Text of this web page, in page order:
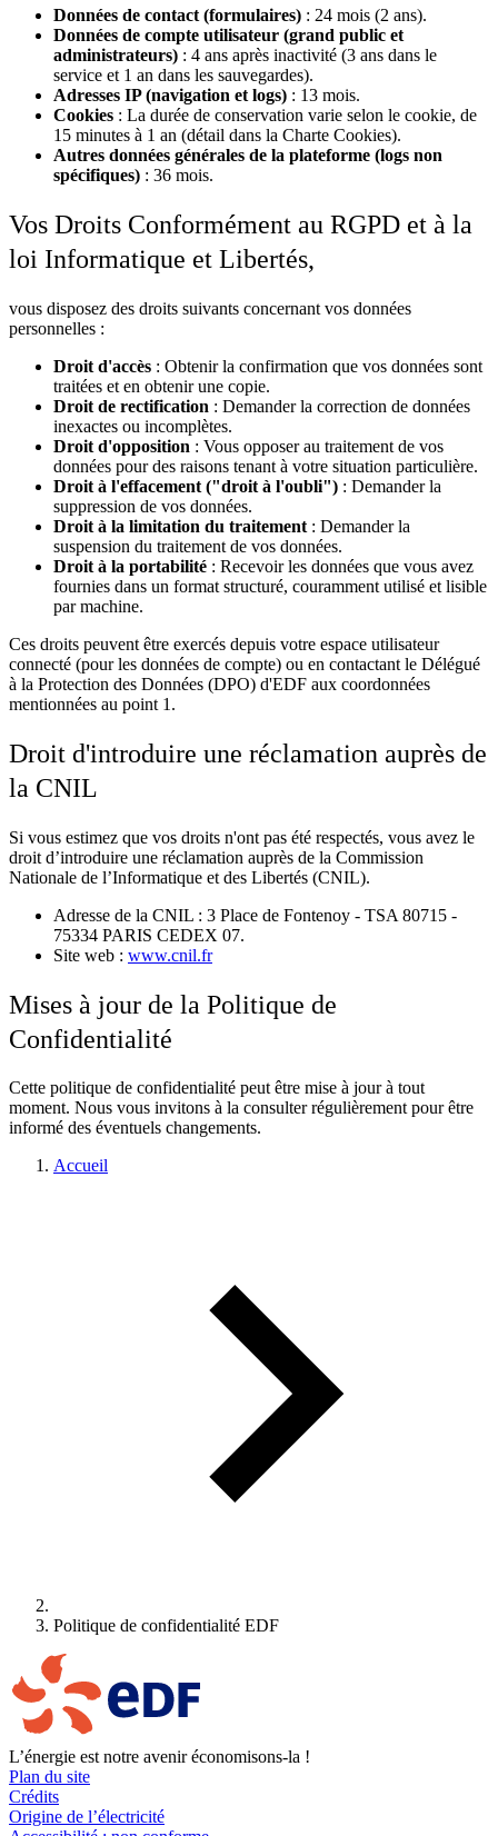
Données de contact (formulaires) : 24 mois (2 ans).
Données de compte utilisateur (grand public et
administrateurs) : 4 ans après inactivité (3 ans dans le
service et 1 an dans les sauvegardes).
Adresses IP (navigation et logs) : 13 mois.
Cookies : La durée de conservation varie selon le cookie, de
15 minutes à 1 an (détail dans la Charte Cookies).
Autres données générales de la plateforme (logs non
spécifiques) : 36 mois.
Vos Droits Conformément au RGPD et à la
loi Informatique et Libertés,
vous disposez des droits suivants concernant vos données
personnelles :
Droit d'accès : Obtenir la confirmation que vos données sont
traitées et en obtenir une copie.
Droit de rectification : Demander la correction de données
inexactes ou incomplètes.
Droit d'opposition : Vous opposer au traitement de vos
données pour des raisons tenant à votre situation particulière.
Droit à l'effacement ("droit à l'oubli") : Demander la
suppression de vos données.
Droit à la limitation du traitement : Demander la
suspension du traitement de vos données.
Droit à la portabilité : Recevoir les données que vous avez
fournies dans un format structuré, couramment utilisé et lisible
par machine.
Ces droits peuvent être exercés depuis votre espace utilisateur
connecté (pour les données de compte) ou en contactant le Délégué
à la Protection des Données (DPO) d'EDF aux coordonnées
mentionnées au point 1.
Droit d'introduire une réclamation auprès de
la CNIL
Si vous estimez que vos droits n'ont pas été respectés, vous avez le
droit d’introduire une réclamation auprès de la Commission
Nationale de l’Informatique et des Libertés (CNIL).
Adresse de la CNIL : 3 Place de Fontenoy - TSA 80715 -
75334 PARIS CEDEX 07.
Site web : www.cnil.fr
Mises à jour de la Politique de
Confidentialité
Cette politique de confidentialité peut être mise à jour à tout
moment. Nous vous invitons à la consulter régulièrement pour être
informé des éventuels changements.
Accueil
Politique de confidentialité EDF
L’énergie est notre avenir économisons-la !
Plan du site
Crédits
Origine de l’électricité